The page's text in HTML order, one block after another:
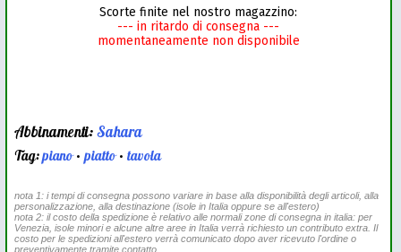
Scorte finite nel nostro magazzino:
--- in ritardo di consegna ---
momentaneamente non disponibile
Abbinamenti:Sahara
Tag:piano•piatto•tavola
nota 1: i tempi di consegna possono variare in base alla disponibilità degli articoli, alla
personalizzazione, alla destinazione (isole in Italia oppure se all'estero)
nota 2: il costo della spedizione è relativo alle normali zone di consegna in italia: per
Venezia, isole minori e alcune altre aree in Italia verrà richiesto un contributo extra. Il
costo per le spedizioni all'estero verrà comunicato dopo aver ricevuto l'ordine o
preventivamente tramite contatto.